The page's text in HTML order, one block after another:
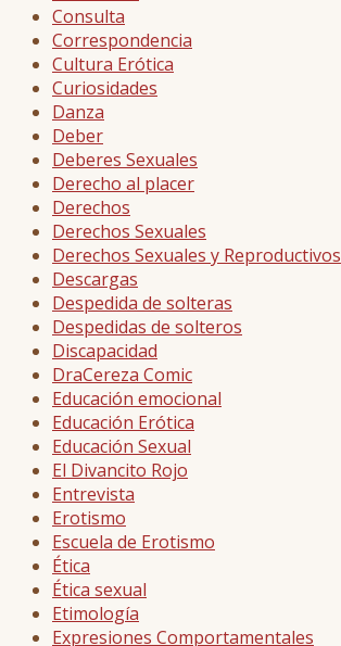
Consulta
Correspondencia
Cultura Erótica
Curiosidades
Danza
Deber
Deberes Sexuales
Derecho al placer
Derechos
Derechos Sexuales
Derechos Sexuales y Reproductivos
Descargas
Despedida de solteras
Despedidas de solteros
Discapacidad
DraCereza Comic
Educación emocional
Educación Erótica
Educación Sexual
El Divancito Rojo
Entrevista
Erotismo
Escuela de Erotismo
Ética
Ética sexual
Etimología
Expresiones Comportamentales